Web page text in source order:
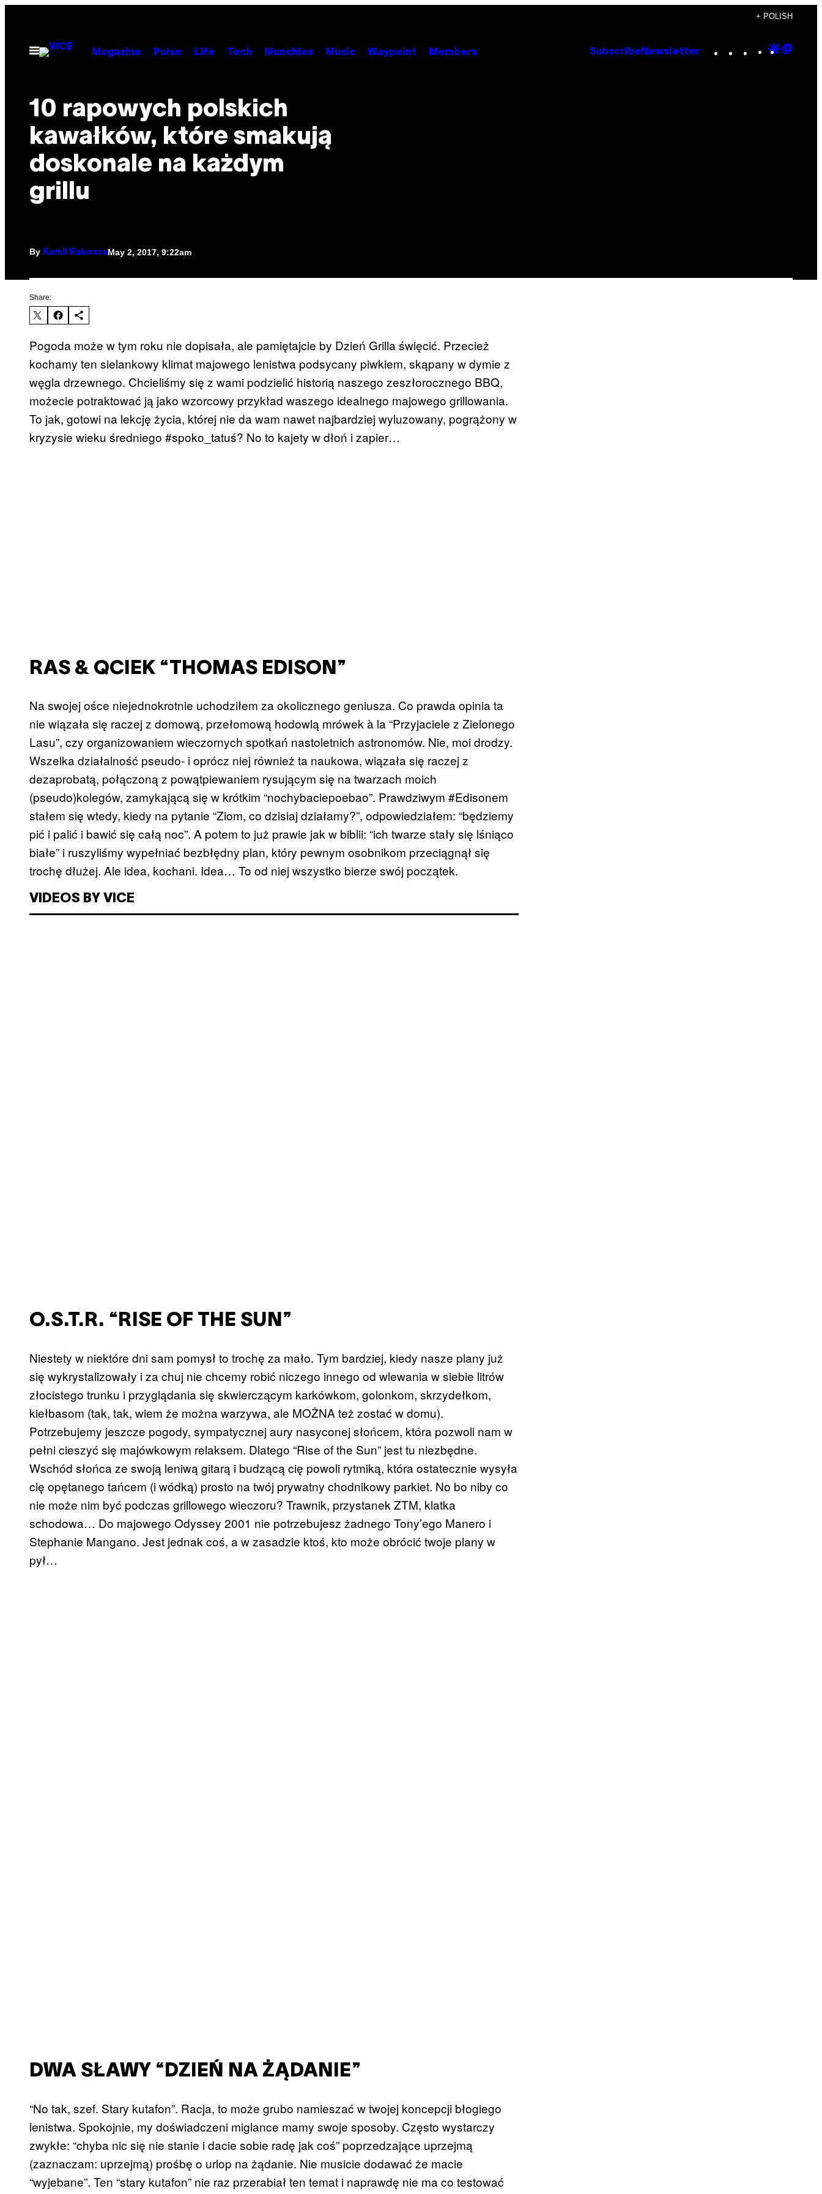
content
+ POLISH
Open
Menu
Magazine Pulse Life Tech Munchies Music Waypoint Members Subscribe Newsletter Instagram
TikTok
YouTube
Google
10 rapowych polskich
kawałków, które smakują
doskonale na każdym
grillu
By Kamil RakoszaMay 2, 2017, 9:22am
Share:
Pogoda może w tym roku nie dopisała, ale pamiętajcie by Dzień Grilla święcić. Przecież
kochamy ten sielankowy klimat majowego lenistwa podsycany piwkiem, skąpany w dymie z
węgla drzewnego. Chcieliśmy się z wami podzielić historią naszego zeszłorocznego BBQ,
możecie potraktować ją jako wzorcowy przykład waszego idealnego majowego grillowania.
To jak, gotowi na lekcję życia, której nie da wam nawet najbardziej wyluzowany, pogrążony w
kryzysie wieku średniego #spoko_tatuś? No to kajety w dłoń i zapier…
RAS & QCIEK “THOMAS EDISON”
Na swojej ośce niejednokrotnie uchodziłem za okolicznego geniusza. Co prawda opinia ta
nie wiązała się raczej z domową, przełomową hodowlą mrówek à la “Przyjaciele z Zielonego
Lasu”, czy organizowaniem wieczornych spotkań nastoletnich astronomów. Nie, moi drodzy.
Wszelka działalność pseudo- i oprócz niej również ta naukowa, wiązała się raczej z
dezaprobatą, połączoną z powątpiewaniem rysującym się na twarzach moich
(pseudo)kolegów, zamykającą się w krótkim “nochybaciepoebao”. Prawdziwym #Edisonem
stałem się wtedy, kiedy na pytanie “Ziom, co dzisiaj działamy?”, odpowiedziałem: “będziemy
pić i palić i bawić się całą noc”. A potem to już prawie jak w biblii: “ich twarze stały się lśniąco
białe” i ruszyliśmy wypełniać bezbłędny plan, który pewnym osobnikom przeciągnął się
trochę dłużej. Ale idea, kochani. Idea… To od niej wszystko bierze swój początek.
VIDEOS BY VICE
O.S.T.R. “RISE OF THE SUN”
Niestety w niektóre dni sam pomysł to trochę za mało. Tym bardziej, kiedy nasze plany już
się wykrystalizowały i za chuj nie chcemy robić niczego innego od wlewania w siebie litrów
złocistego trunku i przyglądania się skwierczącym karkówkom, golonkom, skrzydełkom,
kiełbasom (tak, tak, wiem że można warzywa, ale MOŻNA też zostać w domu).
Potrzebujemy jeszcze pogody, sympatycznej aury nasyconej słońcem, która pozwoli nam w
pełni cieszyć się majówkowym relaksem. Dlatego “Rise of the Sun” jest tu niezbędne.
Wschód słońca ze swoją leniwą gitarą i budzącą cię powoli rytmiką, która ostatecznie wysyła
cię opętanego tańcem (i wódką) prosto na twój prywatny chodnikowy parkiet. No bo niby co
nie może nim być podczas grillowego wieczoru? Trawnik, przystanek ZTM, klatka
schodowa… Do majowego Odyssey 2001 nie potrzebujesz żadnego Tony’ego Manero i
Stephanie Mangano. Jest jednak coś, a w zasadzie ktoś, kto może obrócić twoje plany w
pył…
DWA SŁAWY “DZIEŃ NA ŻĄDANIE”
“No tak, szef. Stary kutafon”. Racja, to może grubo namieszać w twojej koncepcji błogiego
lenistwa. Spokojnie, my doświadczeni miglance mamy swoje sposoby. Często wystarczy
zwykłe: “chyba nic się nie stanie i dacie sobie radę jak coś” poprzedzające uprzejmą
(zaznaczam: uprzejmą) prośbę o urlop na żądanie. Nie musicie dodawać że macie
“wyjebane”. Ten “stary kutafon” nie raz przerabiał ten temat i naprawdę nie ma co testować